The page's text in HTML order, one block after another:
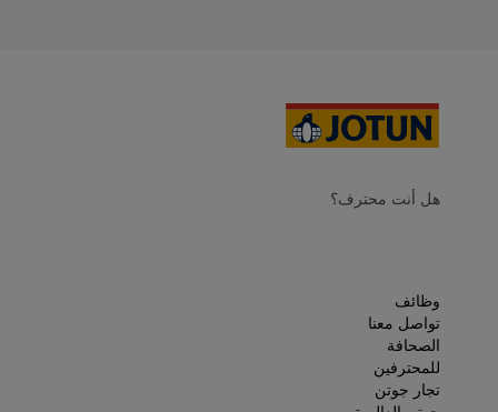
هل أنت محترف؟
وظائف
تواصل معنا
الصحافة
للمحترفين
تجار جوتن